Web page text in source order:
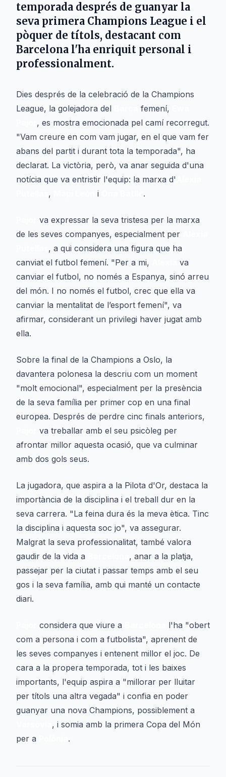
temporada després de guanyar la
seva primera Champions League i el
pòquer de títols, destacant com
Barcelona l'ha enriquit personal i
professionalment.
Dies després de la celebració de la Champions
League, la golejadora del
femení,
, es mostra emocionada pel camí recorregut.
"Vam creure en com vam jugar, en el que vam fer
abans del partit i durant tota la temporada", ha
declarat. La victòria, però, va anar seguida d'una
notícia que va entristir l'equip: la marxa d'
, i .
va expressar la seva tristesa per la marxa
de les seves companyes, especialment per
, a qui considera una figura que ha
canviat el futbol femení. "Per a mi,
va
canviar el futbol, no només a Espanya, sinó arreu
del món. I no només el futbol, crec que ella va
canviar la mentalitat de l’esport femení", va
afirmar, considerant un privilegi haver jugat amb
ella.
Sobre la final de la Champions a Oslo, la
davantera polonesa la descriu com un moment
"molt emocional", especialment per la presència
de la seva família per primer cop en una final
europea. Després de perdre cinc finals anteriors,
va treballar amb el seu psicòleg per
afrontar millor aquesta ocasió, que va culminar
amb dos gols seus.
La jugadora, que aspira a la Pilota d'Or, destaca la
importància de la disciplina i el treball dur en la
seva carrera. "La feina dura és la meva ètica. Tinc
la disciplina i aquesta soc jo", va assegurar.
Malgrat la seva professionalitat, també valora
gaudir de la vida a
, anar a la platja,
passejar per la ciutat i passar temps amb el seu
gos i la seva família, amb qui manté un contacte
diari.
considera que viure a
l'ha "obert
com a persona i com a futbolista", aprenent de
les seves companyes i entenent millor el joc. De
cara a la propera temporada, tot i les baixes
importants, l'equip aspira a "millorar per lluitar
per títols una altra vegada" i confia en poder
guanyar una nova Champions, possiblement a
, i somia amb la primera Copa del Món
per a
.